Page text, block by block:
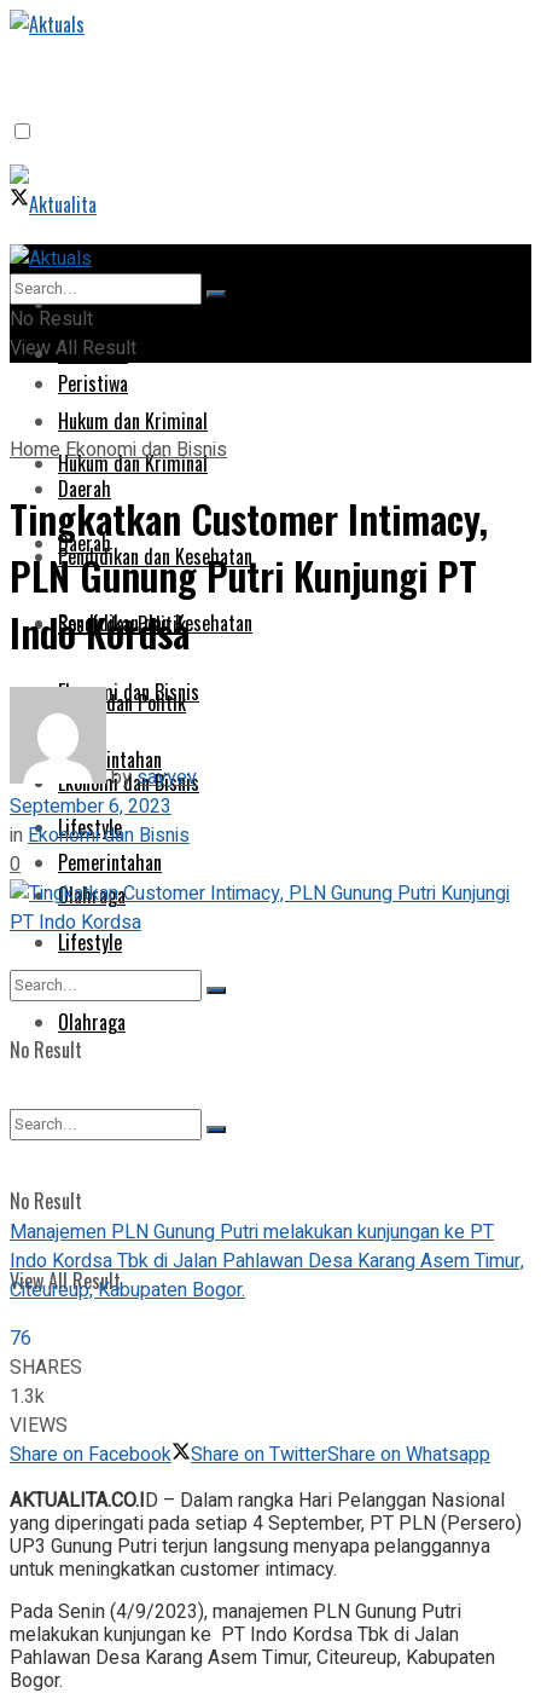
Home
Peristiwa
Hukum dan Kriminal
Daerah
Pendidikan dan Kesehatan
Sosok dan Politik
Ekonomi dan Bisnis
Pemerintahan
Lifestyle
Olahraga
No Result
View All Result
Home
Peristiwa
Hukum dan Kriminal
Daerah
Pendidikan dan Kesehatan
Sosok dan Politik
Ekonomi dan Bisnis
Pemerintahan
Lifestyle
Olahraga
No Result
View All Result
No Result
View All Result
HomeEkonomi dan Bisnis
Tingkatkan Customer Intimacy,
PLN Gunung Putri Kunjungi PT
Indo Kordsa
bysayyev
September 6, 2023
inEkonomi dan Bisnis
0
Manajemen PLN Gunung Putri melakukan kunjungan ke PT
Indo Kordsa Tbk di Jalan Pahlawan Desa Karang Asem Timur,
Citeureup, Kabupaten Bogor.
76
SHARES
1.3k
VIEWS
Share on Facebook
Share on TwitterShare on Whatsapp
AKTUALITA.CO.ID – Dalam rangka Hari Pelanggan Nasional
yang diperingati pada setiap 4 September, PT PLN (Persero)
UP3 Gunung Putri terjun langsung menyapa pelanggannya
untuk meningkatkan customer intimacy.
Pada Senin (4/9/2023), manajemen PLN Gunung Putri
melakukan kunjungan ke PT Indo Kordsa Tbk di Jalan
Pahlawan Desa Karang Asem Timur, Citeureup, Kabupaten
Bogor.